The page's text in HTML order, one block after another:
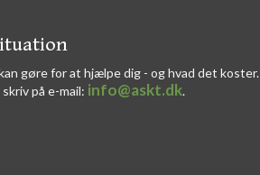
gøre for at hjælpe dig - og hvad det koster.
på e-mail: info@askt.dk​.​